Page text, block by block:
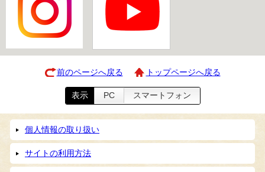
前のページへ戻る トップページへ戻る
表示 PC スマートフォン
個人情報の取り扱い
サイトの利用方法